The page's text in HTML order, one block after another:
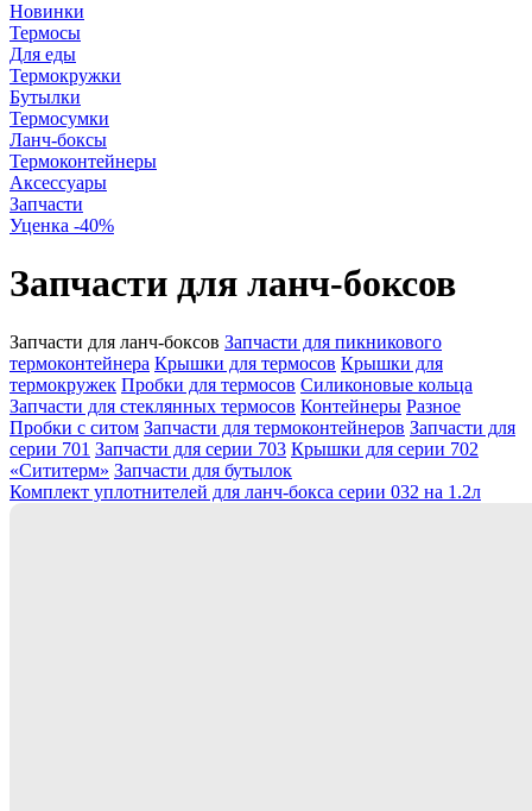
Новинки
Термосы
Для еды
Термокружки
Бутылки
Термосумки
Ланч-боксы
Термоконтейнеры
Аксессуары
Запчасти
Уценка -40%
Запчасти для ланч-боксов
Запчасти для ланч-боксов Запчасти для пикникового
термоконтейнера Крышки для термосов Крышки для
термокружек Пробки для термосов Силиконовые кольца
Запчасти для стеклянных термосов Контейнеры Разное
Пробки с ситом Запчасти для термоконтейнеров Запчасти для
серии 701 Запчасти для серии 703 Крышки для серии 702
«Сититерм» Запчасти для бутылок
Комплект уплотнителей для ланч-бокса серии 032 на 1.2л